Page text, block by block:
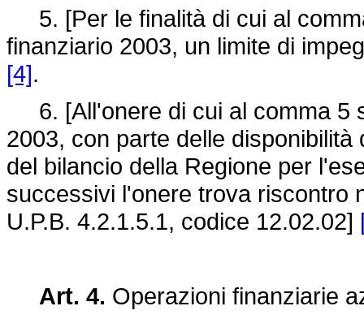
5. [Per le finalità di cui al
finanziario 2003, un limite di
[4].
6. [All'onere di cui al comma 5
2003, con parte delle
del bilancio della Regione per
successivi l'onere trova riscontro
U.P.B. 4.2.1.5.1, codice 12.02.02]
Art. 4. Operazioni finanziarie